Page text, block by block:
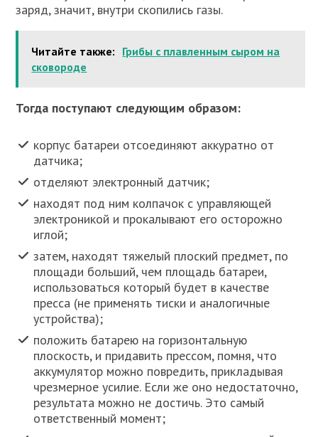
заряд, значит, внутри скопились газы.
Читайте также: Грибы с плавленным сыром на
сковороде
Тогда поступают следующим образом:
корпус батареи отсоединяют аккуратно от
датчика;
отделяют электронный датчик;
находят под ним колпачок с управляющей
электроникой и прокалывают его осторожно
иглой;
затем, находят тяжелый плоский предмет, по
площади больший, чем площадь батареи,
использоваться который будет в качестве
пресса (не применять тиски и аналогичные
устройства);
положить батарею на горизонтальную
плоскость, и придавить прессом, помня, что
аккумулятор можно повредить, прикладывая
чрезмерное усилие. Если же оно недостаточно,
результата можно не достичь. Это самый
ответственный момент;